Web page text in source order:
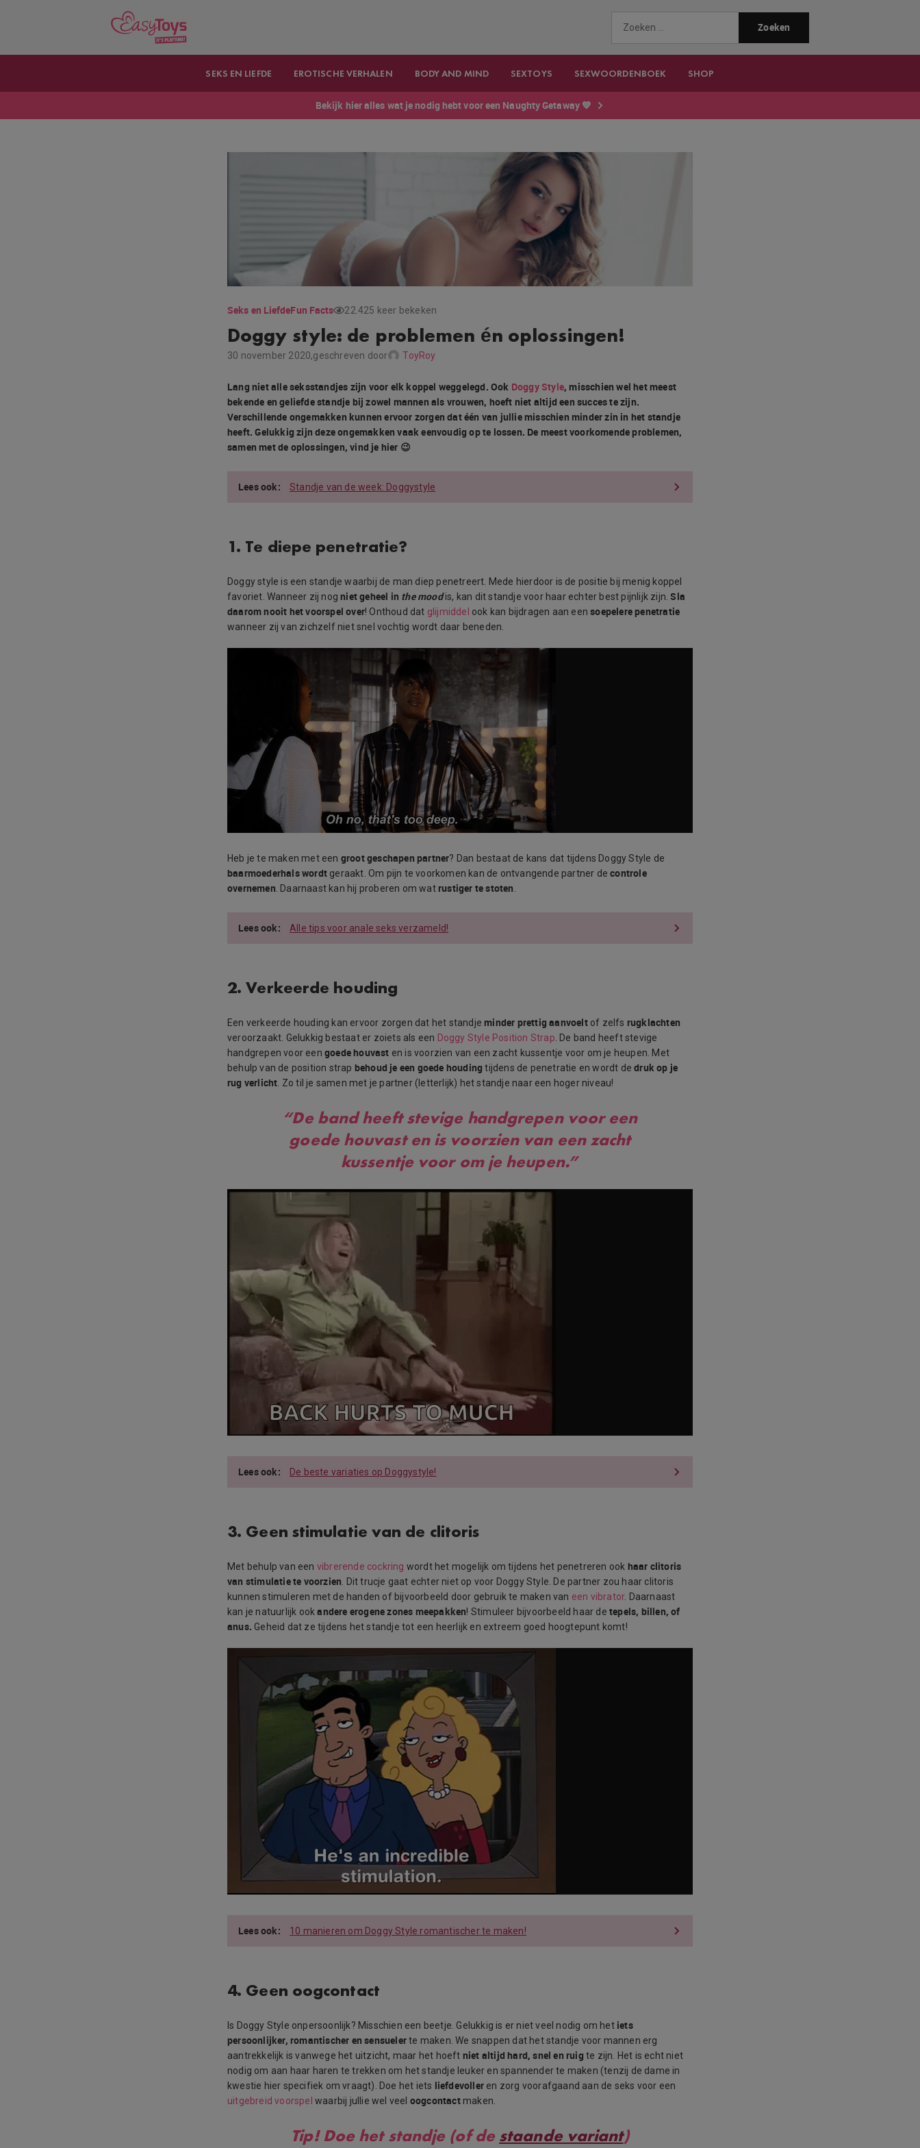
SEKS EN LIEFDE EROTISCHE VERHALEN BODY AND MIND SEXTOYS SEXWOORDENBOEK SHOP
Bekijk hier alles wat je nodig hebt voor een Naughty Getaway 💙
Seks en LiefdeFun Facts 22.425 keer bekeken
Doggy style: de problemen én oplossingen!
30 november 2020,geschreven door ToyRoy
Lang niet alle seksstandjes zijn voor elk koppel weggelegd. Ook Doggy Style, misschien wel het meest
bekende en geliefde standje bij zowel mannen als vrouwen, hoeft niet altijd een succes te zijn.
Verschillende ongemakken kunnen ervoor zorgen dat één van jullie misschien minder zin in het standje
heeft. Gelukkig zijn deze ongemakken vaak eenvoudig op te lossen. De meest voorkomende problemen,
samen met de oplossingen, vind je hier 😉
Standje van de week: Doggystyle
1. Te diepe penetratie?
Doggy style is een standje waarbij de man diep penetreert. Mede hierdoor is de positie bij menig koppel
favoriet. Wanneer zij nogniet geheel in the moodis, kan dit standje voor haar echter best pijnlijk zijn.Sla
daarom nooit het voorspel over! Onthoud dat glijmiddel ook kan bijdragen aan eensoepelere penetratie
wanneer zij van zichzelf niet snel vochtig wordt daar beneden.
Heb je te maken met een groot geschapen partner? Dan bestaat de kans dat tijdens Doggy Style de
baarmoederhals wordt geraakt. Om pijn te voorkomen kan de ontvangende partner decontrole
overnemen . Daarnaast kan hij proberen om watrustiger te stoten
Alle tips voor anale seks verzameld!
2. Verkeerde houding
Een verkeerde houding kan ervoor zorgen dat het standje minder prettig aanvoeltof zelfs rugklachten
veroorzaakt. Gelukkig bestaat er zoiets als een Doggy Style Position Strap . De band heeft stevige
handgrepen voor een goede houvast en is voorzien van een zacht kussentje voor om je heupen. Met
behulp van de position strap behoud je een goede houding tijdens de penetratie en wordt dedruk op je
rug verlicht . Zo til je samen met je partner (letterlijk) het standje naar een hoger niveau!
“De band heeft stevige handgrepen voor een
goede houvast en is voorzien van een zacht
kussentje voor om je heupen.”
De beste variaties op Doggystyle!
3. Geen stimulatie van de clitoris
Met behulp van een vibrerende cockring wordt het mogelijk om tijdens het penetreren ook haar clitoris
van stimulatie te voorzien . Dit trucje gaat echter niet op voor Doggy Style. De partner zou haar clitoris
kunnen stimuleren met de handen of bijvoorbeeld door gebruik te maken van een vibrator. Daarnaast
kan je natuurlijk ookandere erogene zones meepakken! Stimuleer bijvoorbeeld haar de tepels, billen, of
anus. Geheid dat ze tijdens het standje tot een heerlijk en extreem goed hoogtepunt komt!
10 manieren om Doggy Style romantischer te maken!
4. Geen oogcontact
Is Doggy Style onpersoonlijk? Misschien een beetje. Gelukkig is er niet veel nodig om het iets
persoonlijker, romantischer en sensuelerte maken. We snappen dat het standje voor mannen erg
aantrekkelijk is vanwege het uitzicht, maar het hoeft niet altijd hard, snel en ruig te zijn. Het is echt niet
nodig om aan haar haren te trekken om het standje leuker en spannender te maken (tenzij de dame in
kwestie hier specifiek om vraagt). Doe het iets liefdevoller en zorg voorafgaand aan de seks voor een
uitgebreid voorspel waarbij jullie wel veel oogcontactmaken.
Tip!Doe het standje (of de staande variant)